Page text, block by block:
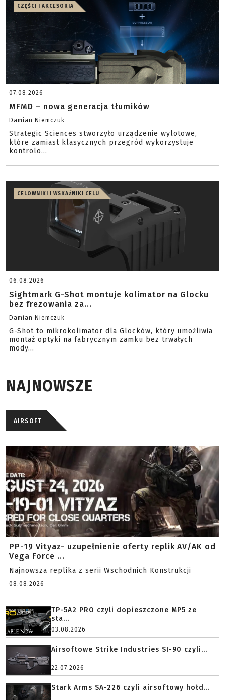
CZĘŚCI I AKCESORIA
07.08.2026
MFMD – nowa generacja tłumików
Damian Niemczuk
Strategic Sciences stworzyło urządzenie wylotowe,
które zamiast klasycznych przegród wykorzystuje
kontrolo...
CELOWNIKI I WSKAŹNIKI CELU
06.08.2026
Sightmark G-Shot montuje kolimator na Glocku
bez frezowania za...
Damian Niemczuk
G-Shot to mikrokolimator dla Glocków, który umożliwia
montaż optyki na fabrycznym zamku bez trwałych
mody...
NAJNOWSZE
AIRSOFT
PP-19 Vityaz- uzupełnienie oferty replik AV/AK od
Vega Force ...
Najnowsza replika z serii Wschodnich Konstrukcji
08.08.2026
TP-5A2 PRO czyli dopieszczone MP5 ze
sta...
03.08.2026
Airsoftowe Strike Industries SI-90 czyli...
22.07.2026
Stark Arms SA-226 czyli airsoftowy hołd...